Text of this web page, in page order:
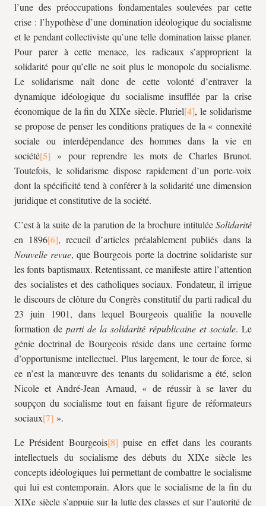
l’une des préoccupations fondamentales soulevées par cette
crise : l’hypothèse d’une domination idéologique du socialisme
et le pendant collectiviste qu’une telle domination laisse planer.
Pour parer à cette menace, les radicaux s’approprient la
solidarité pour qu’elle ne soit plus le monopole du socialisme.
Le solidarisme naît donc de cette volonté d’entraver la
dynamique idéologique du socialisme insufflée par la crise
économique de la fin du XIXe siècle. Pluriel
, le solidarisme
se propose de penser les conditions pratiques de la « connexité
sociale ou interdépendance des hommes dans la vie en
société
» pour reprendre les mots de Charles Brunot.
Toutefois, le solidarisme dispose rapidement d’un porte-voix
dont la spécificité tend à conférer à la solidarité une dimension
juridique et constitutive de la société.
C’est à la suite de la parution de la brochure intituléeSolidarité
en 1896
, recueil d’articles préalablement publiés dans la
Nouvelle revue, que Bourgeois porte la doctrine solidariste sur
les fonts baptismaux. Retentissant, ce manifeste attire l’attention
des socialistes et des catholiques sociaux. Fondateur, il irrigue
le discours de clôture du Congrès constitutif du parti radical du
23 juin 1901, dans lequel Bourgeois qualifie la nouvelle
formation de parti de la solidarité républicaine et sociale. Le
génie doctrinal de Bourgeois réside dans une certaine forme
d’opportunisme intellectuel. Plus largement, le tour de force, si
ce n’est la manœuvre des tenants du solidarisme a été, selon
Nicole et André-Jean Arnaud, « de réussir à se laver du
soupçon du socialisme tout en faisant figure de réformateurs
sociaux
».
Le Président Bourgeois
puise en effet dans les courants
intellectuels du socialisme des débuts du XIXe siècle les
concepts idéologiques lui permettant de combattre le socialisme
qui lui est contemporain. Alors que le socialisme de la fin du
XIXe siècle s’appuie sur la lutte des classes et sur l’autorité de